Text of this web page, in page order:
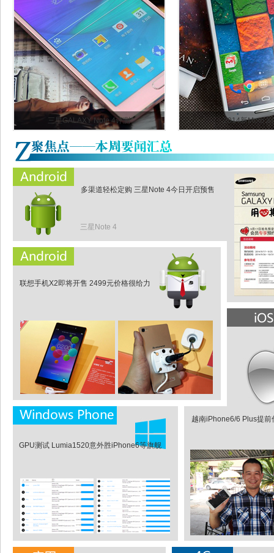
三星GALAXY Note 4评测 2014新Moto X
多渠道轻松定购 三星Note 4今日开启预售
三星Note 4
联想手机X2即将开售 2499元价格很给力
GPU测试 Lumia1520意外胜iPhone6等旗舰
越南iPhone6/6 Plus提前